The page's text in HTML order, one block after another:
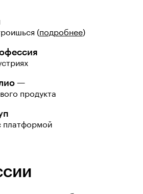
(подробнее)
—
продукта
платформой